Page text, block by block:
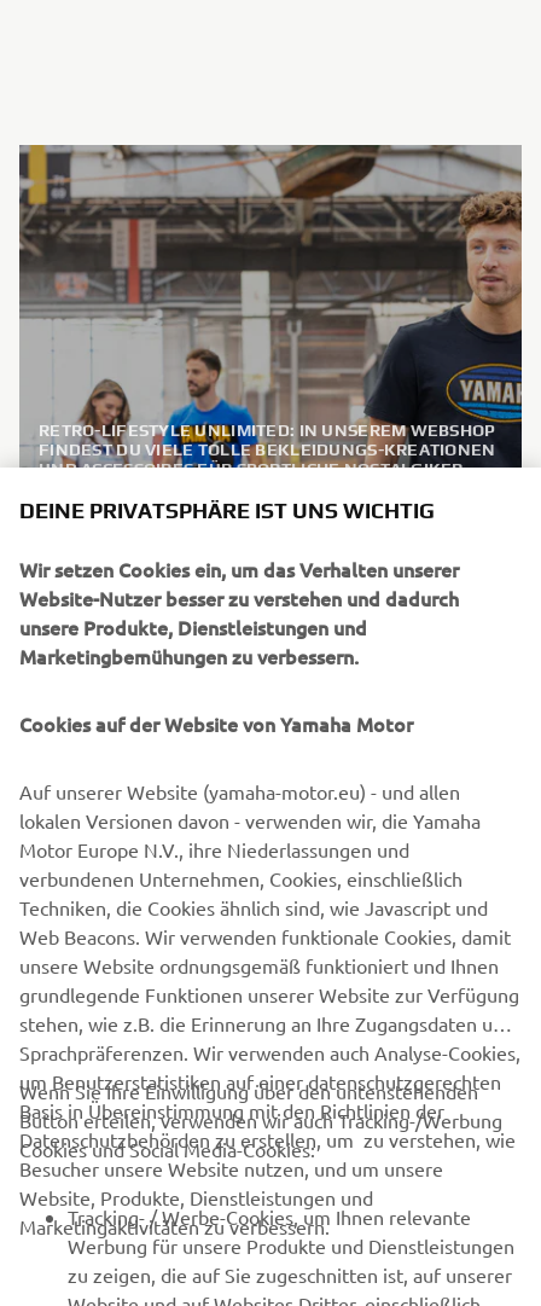
RETRO-LIFESTYLE UNLIMITED: IN UNSEREM WEBSHOP
FINDEST DU VIELE TOLLE BEKLEIDUNGS-KREATIONEN
UND ACCESSOIRES FÜR SPORTLICHE NOSTALGIKER –
UND CAPS IM COOLEN VINTAGE-USED LOOK BIS HIN ZU
UND GESTALTE DEINEN EIGENEN LOOK.
FASTER SONS KOLLEKTION
2022
1/4
UNTERNEHMEN
B2B
MEHR VON YAMAHA
DEINE PRIVATSPHÄRE IST UNS WICHTIG
Wir setzen Cookies ein, um das Verhalten unserer
Website-Nutzer besser zu verstehen und dadurch
unsere Produkte, Dienstleistungen und
Marketingbemühungen zu verbessern.
Cookies auf der Website von Yamaha Motor
Auf unserer Website (yamaha-motor.eu) - und allen
lokalen Versionen davon - verwenden wir, die Yamaha
Motor Europe N.V., ihre Niederlassungen und
verbundenen Unternehmen, Cookies, einschließlich
Techniken, die Cookies ähnlich sind, wie Javascript und
Web Beacons. Wir verwenden funktionale Cookies, damit
unsere Website ordnungsgemäß funktioniert und Ihnen
grundlegende Funktionen unserer Website zur Verfügung
stehen, wie z.B. die Erinnerung an Ihre Zugangsdaten und
Sprachpräferenzen. Wir verwenden auch Analyse-Cookies,
um Benutzerstatistiken auf einer datenschutzgerechten
Basis in Übereinstimmung mit den Richtlinien der
Datenschutzbehörden zu erstellen, um zu verstehen, wie
Besucher unsere Website nutzen, und um unsere
Website, Produkte, Dienstleistungen und
Marketingaktivitäten zu verbessern.
Wenn Sie Ihre Einwilligung über den untenstehenden
Button erteilen, verwenden wir auch Tracking-/Werbung
Cookies und Social Media-Cookies:
Tracking- / Werbe-Cookies, um Ihnen relevante
Werbung für unsere Produkte und Dienstleistungen
zu zeigen, die auf Sie zugeschnitten ist, auf unserer